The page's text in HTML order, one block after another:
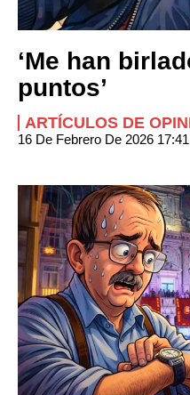
‘Me han
puntos’
ARTÍCULOS DE
16 De Febrero De 2026 17:41